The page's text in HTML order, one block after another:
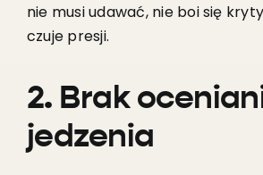
nie musi udawać, nie boi się
czuje presji.
2. Brak
jedzenia